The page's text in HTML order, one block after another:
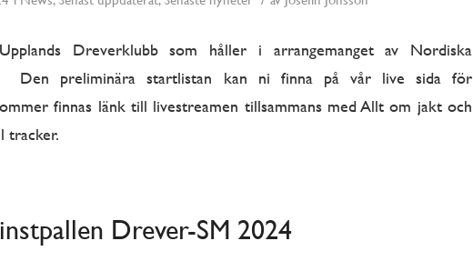
Dreverklubb som håller i arrangemanget av Nordiska
Den preliminära startlistan kan ni finna på vår live sida för
finnas länk till livestreamen tillsammans med Allt om jakt och
tracker.
Drever-SM 2024